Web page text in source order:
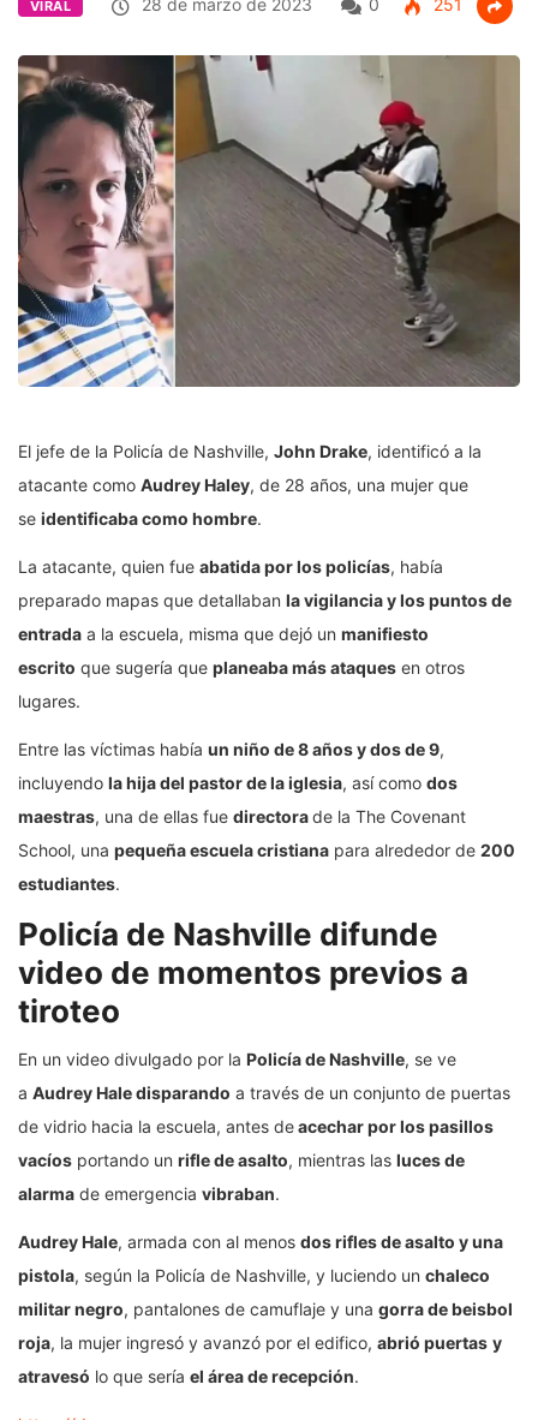
VIRAL 28 de marzo de 2023 0 251
El jefe de la Policía de Nashville, John Drake, identificó a la
atacante como Audrey Haley, de 28 años, una mujer que
se identificaba como hombre.
La atacante, quien fue abatida por los policías, había
preparado mapas que detallaban la vigilancia y los puntos de
entrada a la escuela, misma que dejó un manifiesto
escrito que sugería que planeaba más ataques en otros
lugares.
Entre las víctimas había un niño de 8 años y dos de 9,
incluyendo la hija del pastor de la iglesia, así como dos
maestras, una de ellas fue directorade la The Covenant
School, una pequeña escuela cristiana para alrededor de 200
estudiantes.
Policía de Nashville difunde
video de momentos previos a
tiroteo
En un video divulgado por la Policía de Nashville, se ve
a Audrey Hale disparando a través de un conjunto de puertas
de vidrio hacia la escuela, antes deacechar por los pasillos
vacíos portando un rifle de asalto, mientras las luces de
alarma de emergencia vibraban.
Audrey Hale, armada con al menos dos rifles de asalto y una
pistola, según la Policía de Nashville, y luciendo un chaleco
militar negro, pantalones de camuflaje y una gorra de beisbol
roja, la mujer ingresó y avanzó por el edifico, abrió puertas y
atravesó lo que sería el área de recepción.